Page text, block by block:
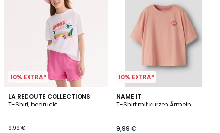
10% EXTRA*
LA REDOUTE COLLECTIONS
T-Shirt, bedruckt
9,99 €
5
/
10% EXTRA*
NAME IT
T-Shirt mit kurzen Ärmeln
9,99 €
2
Farben